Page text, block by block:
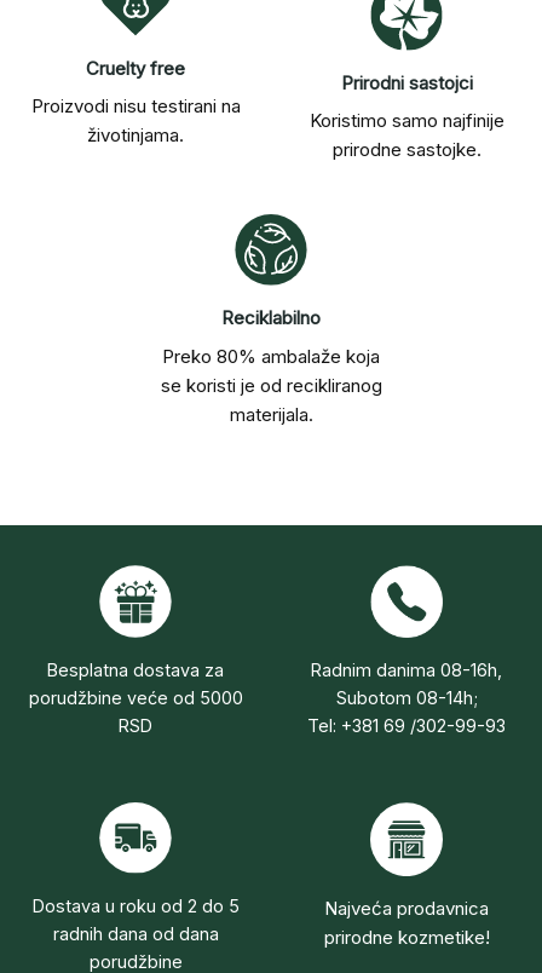
Cruelty free
Proizvodi nisu testirani na
životinjama.
Prirodni sastojci
Koristimo samo najfinije
prirodne sastojke.
Reciklabilno
Preko 80% ambalaže koja
se koristi je od recikliranog
materijala.
Besplatna dostava za
porudžbine veće od 5000
RSD
Radnim danima 08-16h,
Subotom 08-14h;
Tel: +381 69 /302-99-93
Dostava u roku od 2 do 5
radnih dana od dana
porudžbine
Najveća prodavnica
prirodne kozmetike!